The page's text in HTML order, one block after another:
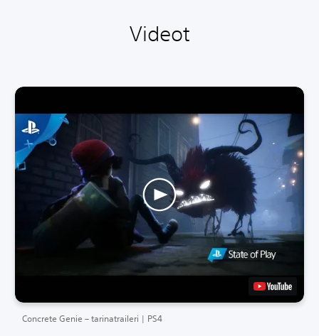
Videot
Concrete Genie – tarinatraileri | PS4